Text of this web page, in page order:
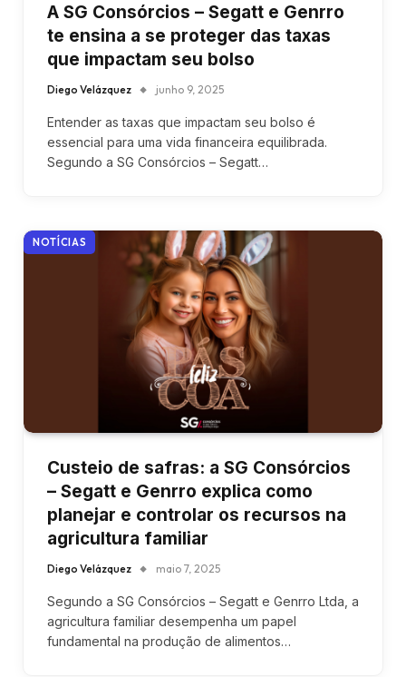
A SG Consórcios – Segatt e Genrro
te ensina a se proteger das taxas
que impactam seu bolso
Diego Velázquez junho 9, 2025
Entender as taxas que impactam seu bolso é
essencial para uma vida financeira equilibrada.
Segundo a SG Consórcios – Segatt…
NOTÍCIAS
Custeio de safras: a SG Consórcios
– Segatt e Genrro explica como
planejar e controlar os recursos na
agricultura familiar
Diego Velázquez maio 7, 2025
Segundo a SG Consórcios – Segatt e Genrro Ltda, a
agricultura familiar desempenha um papel
fundamental na produção de alimentos…